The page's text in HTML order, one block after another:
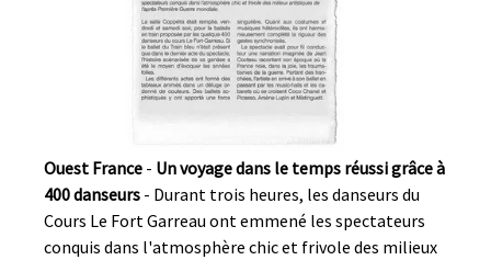
Ouest France - Un voyage dans le temps réussi grâce à
400 danseurs - Durant trois heures, les danseurs du
Cours Le Fort Garreau ont emmené les spectateurs
conquis dans l'atmosphère chic et frivole des milieux